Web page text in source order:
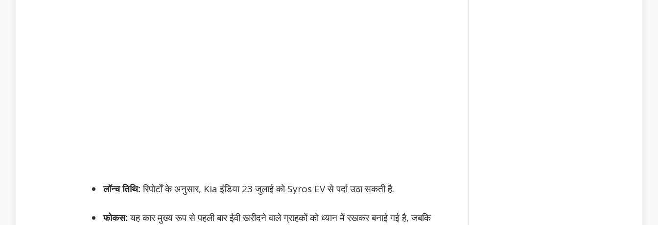
लॉन्च तिथि:रिपोर्टों के अनुसार, Kia इंडिया 23 जुलाई कोSyros EVसे पर्दा उठा सकती है.
फोकस:यह कार मुख्य रूप से पहली बार ईवी खरीदने वाले ग्राहकों को ध्यान में रखकर बनाई गई है,जबकि